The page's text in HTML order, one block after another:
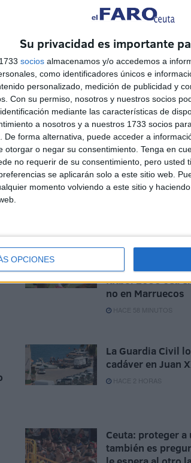
Su privacidad es importante
socios almacenamos y/o accedemos a
como identificadores únicos e
personalizado, medición de publicidad y
Con su permiso, nosotros y nuestros socios
mediante las características de
a nosotros y a nuestros 1733 socios
De forma alternativa, puede acceder a
otorgar o negar su consentimiento. Tenga en
no requerir de su consentimiento, pero usted
se aplicarán solo a este sitio web.
momento volviendo a este sitio y
OPCIONES
de todas las personas”.
prioritario, hay que creérselo y trabajar en
si los que mandan creen esos
encuentran muchas personas.
Exigen al
final de la Copa
fútbol 2030 sea
no en Marruecos
HACE 58 MINUTOS
La Guardia Civil
cadáver en Juan
HACE 2 HORAS
Ceuta: proteger a
también es